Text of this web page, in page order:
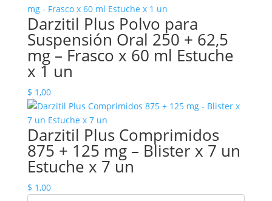
Darzitil Plus Polvo para
Suspensión Oral 250 + 62,5
mg – Frasco x 60 ml Estuche
x 1 un
$ 1,00
Darzitil Plus Comprimidos
875 + 125 mg – Blister x 7 un
Estuche x 7 un
$ 1,00